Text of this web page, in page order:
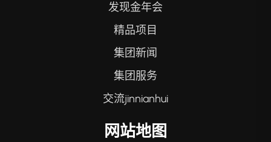
发现金年会
精品项目
集团新闻
集团服务
交流jinnianhui
网站地图